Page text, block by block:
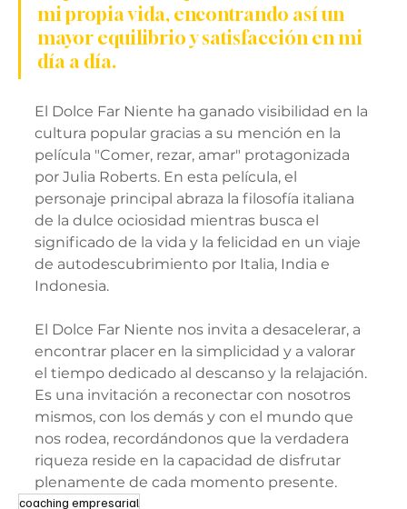
mi propia vida, encontrando así un
mayor equilibrio y satisfacción en mi
día a día.
El Dolce Far Niente ha ganado visibilidad en la
cultura popular gracias a su mención en la
película "Comer, rezar, amar" protagonizada
por Julia Roberts. En esta película, el
personaje principal abraza la filosofía italiana
de la dulce ociosidad mientras busca el
significado de la vida y la felicidad en un viaje
de autodescubrimiento por Italia, India e
Indonesia.
El Dolce Far Niente nos invita a desacelerar, a
encontrar placer en la simplicidad y a valorar
el tiempo dedicado al descanso y la relajación.
Es una invitación a reconectar con nosotros
mismos, con los demás y con el mundo que
nos rodea, recordándonos que la verdadera
riqueza reside en la capacidad de disfrutar
plenamente de cada momento presente.
coaching empresarial